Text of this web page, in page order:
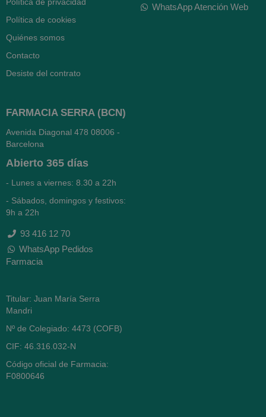
Política de cookies
Quiénes somos
Contacto
Desiste del contrato
WhatsApp Atención Web
FARMACIA SERRA (BCN)
Avenida Diagonal 478 08006 -
Barcelona
Abierto 365 días
- Lunes a viernes: 8.30 a 22h
- Sábados, domingos y festivos:
9h a 22h
93 416 12 70
WhatsApp Pedidos
Farmacia
Titular: Juan María Serra
Mandri
Nº de Colegiado: 4473 (COFB)
CIF: 46.316.032-N
Código oficial de Farmacia:
F0800646